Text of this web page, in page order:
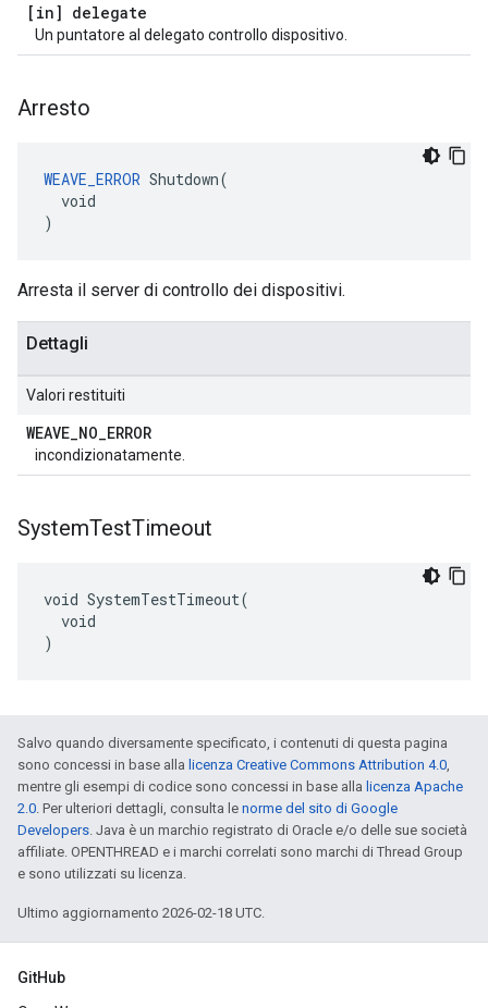
[in] delegate
Un puntatore al delegato controllo dispositivo.
Arresto
WEAVE_ERROR Shutdown(
  void
)
Arresta il server di controllo dei dispositivi.
Dettagli
Valori restituiti
WEAVE_NO_ERROR
incondizionatamente.
SystemTestTimeout
void SystemTestTimeout(
  void
)
Salvo quando diversamente specificato, i contenuti di questa pagina
sono concessi in base alla licenza Creative Commons Attribution 4.0,
mentre gli esempi di codice sono concessi in base alla licenza Apache
2.0. Per ulteriori dettagli, consulta le norme del sito di Google
Developers. Java è un marchio registrato di Oracle e/o delle sue società
affiliate. OPENTHREAD e i marchi correlati sono marchi di Thread Group
e sono utilizzati su licenza.
Ultimo aggiornamento 2026-02-18 UTC.
GitHub